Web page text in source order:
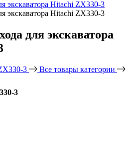
для экскаватора
3
Все товары категории
3